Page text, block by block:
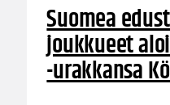
Suomea
joukkueet
-urakkansa